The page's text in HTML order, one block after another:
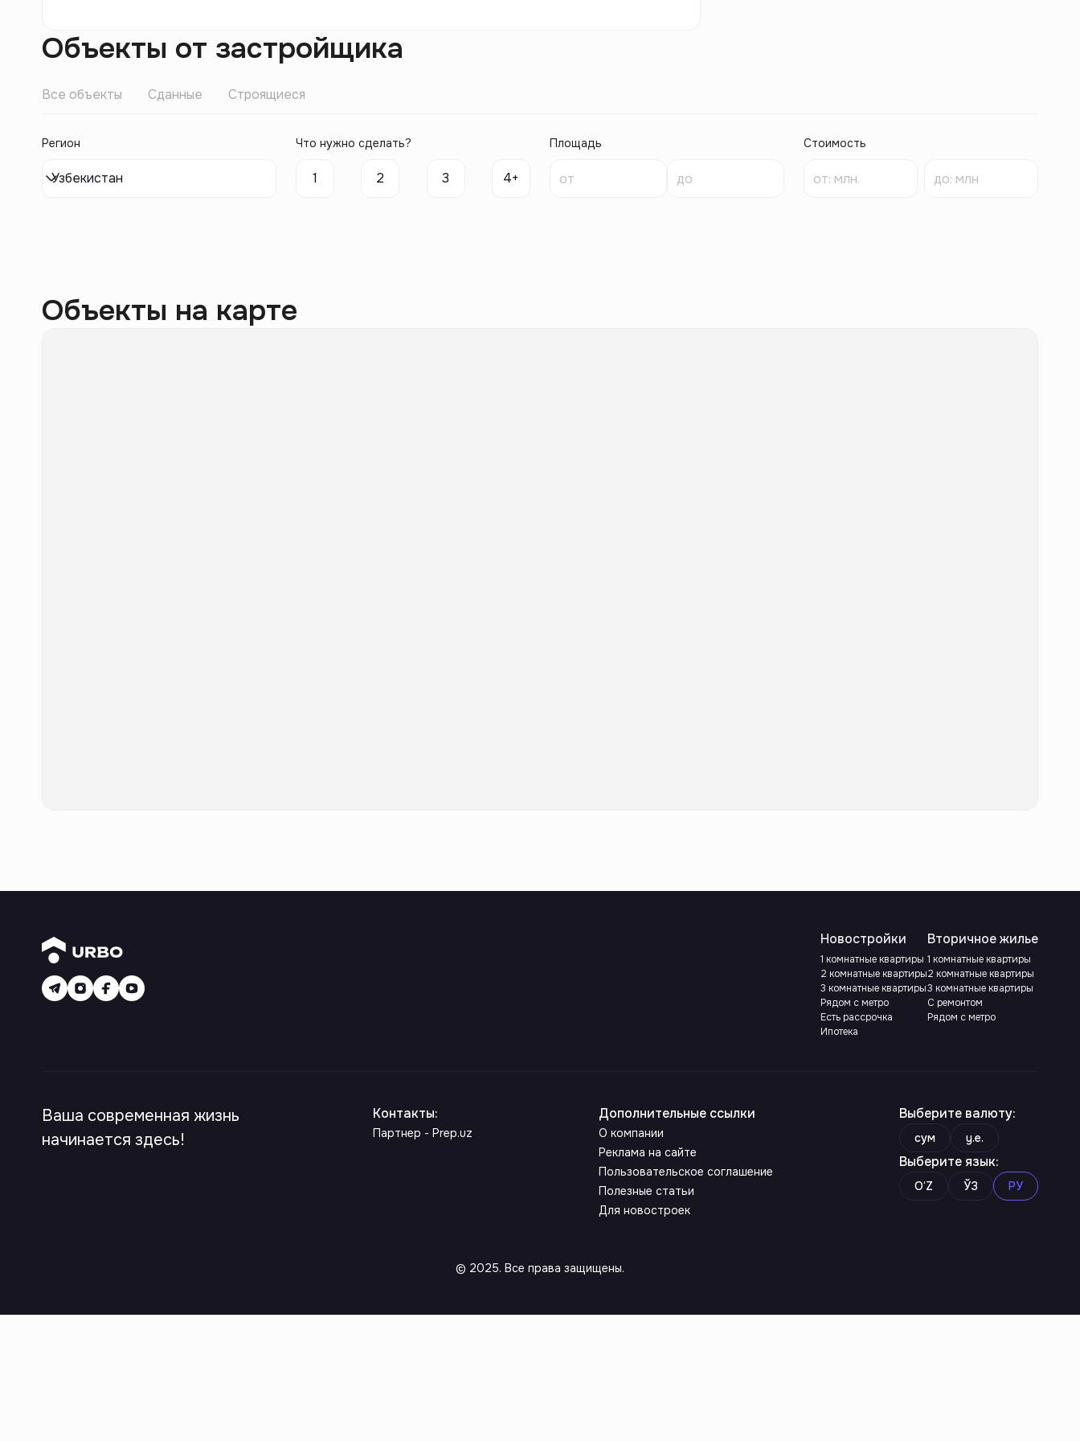
Объекты от застройщика
Все объекты Сданные Строящиеся
Регион
Узбекистан
Что нужно сделать?
1 2 3 4+
Площадь Стоимость
Объекты на карте
Новостройки
1 комнатные квартиры
2 комнатные квартиры
3 комнатные квартиры
Рядом с метро
Есть рассрочка
Ипотека
Вторичное жилье
1 комнатные квартиры
2 комнатные квартиры
3 комнатные квартиры
С ремонтом
Рядом с метро
Ваша современная жизнь
начинается здесь!
Контакты:
Партнер - Prep.uz
Дополнительные ссылки
О компании
Реклама на сайте
Пользовательское соглашение
Полезные статьи
Для новостроек
Выберите валюту:
сум y.e.
Выберите язык:
O‘Z ЎЗ РУ
© 2025. Все права защищены.